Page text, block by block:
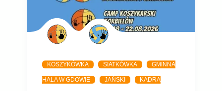
KOSZYKÓWKA SIATKÓWKA GMINNA
HALA W GDOWIE JAŃSKI KADRA